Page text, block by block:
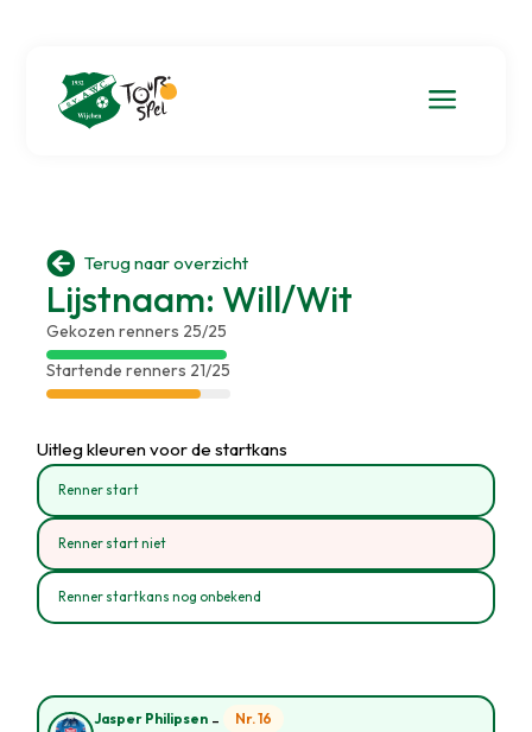
a
 Terug naar overzicht
Lijstnaam: Will/Wit
Gekozen renners 25/25
Startende renners 21/25
Uitleg kleuren voor de startkans
Renner start
Renner start niet
Renner startkans nog onbekend
Jasper Philipsen - Nr. 16